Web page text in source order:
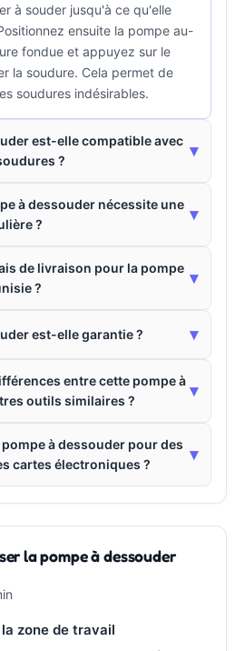
à souder jusqu'à ce qu'elle
ensuite la pompe au-
fondue et appuyez sur le
la soudure. Cela permet de
soudures indésirables.
est-elle compatible avec
?
▾
à dessouder nécessite une
?
▾
de livraison pour la pompe
?
▾
est-elle garantie ? ▾
entre cette pompe à
outils similaires ?
▾
à dessouder pour des
cartes électroniques ?
▾
la pompe à dessouder
zone de travail